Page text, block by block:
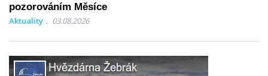
pozorováním Měsíce
Aktuality 03.08.2026